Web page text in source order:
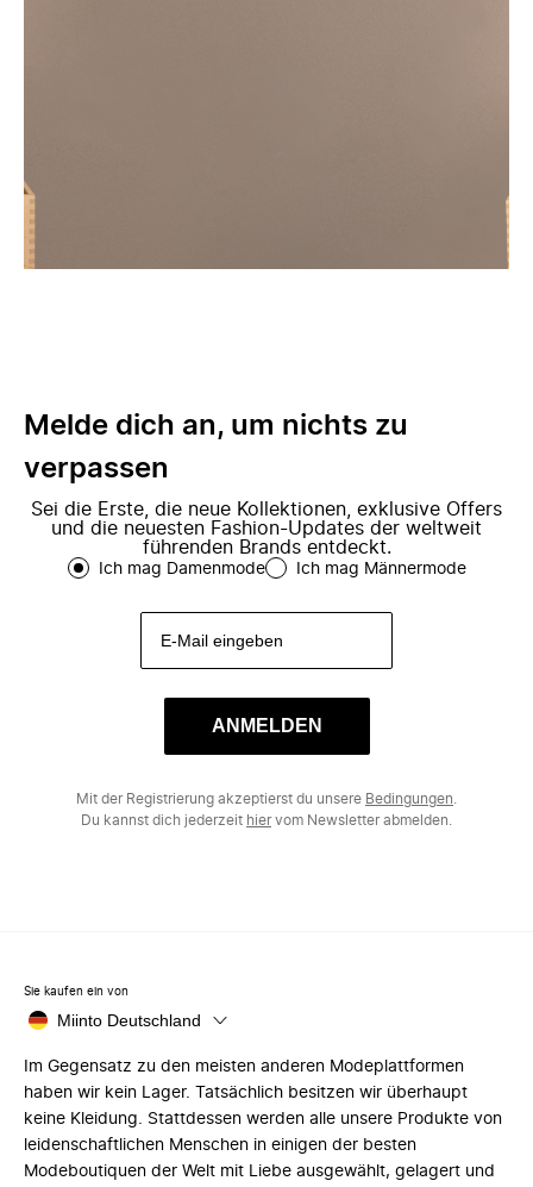
Melde dich an, um nichts zu
verpassen
Sei die Erste, die neue Kollektionen, exklusive Offers
und die neuesten Fashion-Updates der weltweit
führenden Brands entdeckt.
Ich mag Damenmode Ich mag Männermode
ANMELDEN
Mit der Registrierung akzeptierst du unsere Bedingungen
Du kannst dich jederzeit hiervom Newsletter abmelden.
Sie kaufen ein von
Miinto Deutschland
Im Gegensatz zu den meisten anderen Modeplattformen
haben wir kein Lager. Tatsächlich besitzen wir überhaupt
keine Kleidung. Stattdessen werden alle unsere Produkte von
leidenschaftlichen Menschen in einigen der besten
Modeboutiquen der Welt mit Liebe ausgewählt, gelagert und